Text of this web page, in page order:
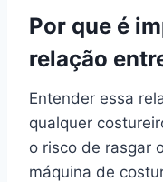
Por que é
relação
Entender essa
qualquer
o risco de rasgar
máquina de